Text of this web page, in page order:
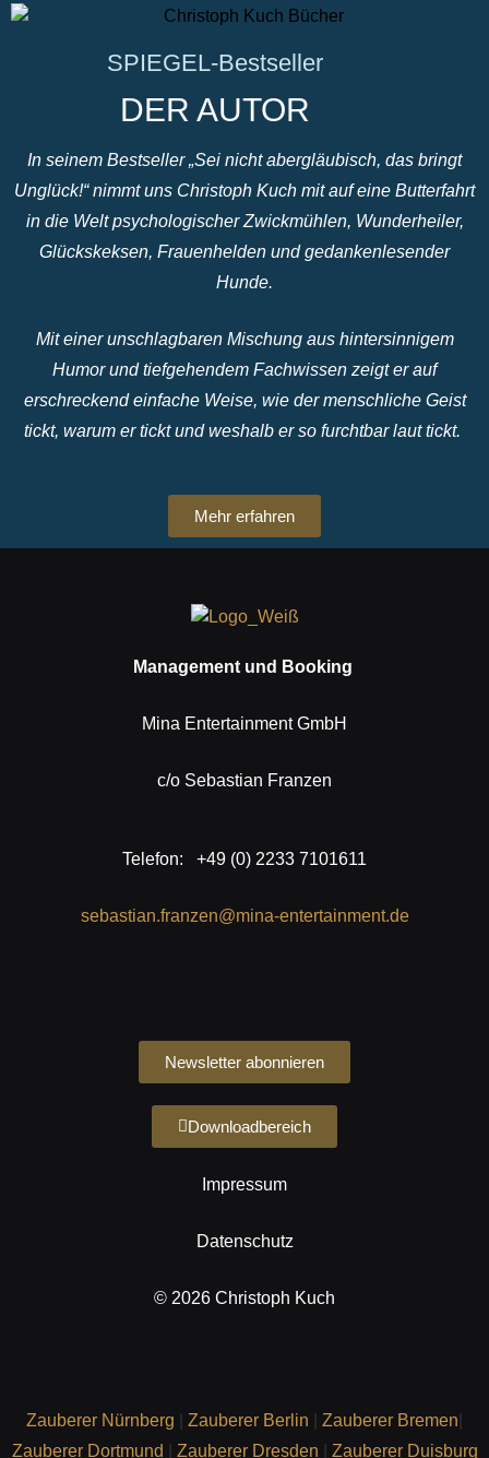
SPIEGEL-Bestseller
DER AUTOR
In seinem Bestseller „Sei nicht abergläubisch, das bringt
Unglück!“ nimmt uns Christoph Kuch mit auf eine Butterfahrt
in die Welt psychologischer Zwickmühlen, Wunderheiler,
Glückskeksen, Frauenhelden und gedankenlesender
Hunde.
Mit einer unschlagbaren Mischung aus hintersinnigem
Humor und tiefgehendem Fachwissen zeigt er auf
erschreckend einfache Weise, wie der menschliche Geist
tickt, warum er tickt und weshalb er so furchtbar laut tickt.
Mehr erfahren
Management und Booking
Mina Entertainment GmbH
c/o Sebastian Franzen
Telefon: +49 (0) 2233 7101611
sebastian.franzen@mina-entertainment.de
Newsletter abonnieren
Downloadbereich
Impressum
Datenschutz
© 2026 Christoph Kuch
Zauberer Nürnberg Zauberer Berlin Zauberer Bremen
Zauberer Dortmund
Zauberer Dresden Zauberer Duisburg